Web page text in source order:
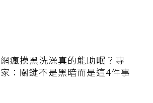
網瘋摸黑洗澡真的能助眠？專
家：關鍵不是黑暗而是這4件事